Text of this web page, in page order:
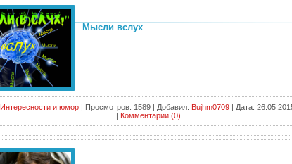
Мысли вслух
Интересности и юмор | Просмотров: 1589 | Добавил: Bujhm0709 | Дата:
| Комментарии (0)